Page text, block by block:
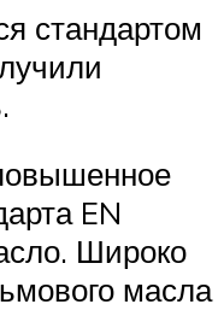
стандартом
EN
Широко
масла